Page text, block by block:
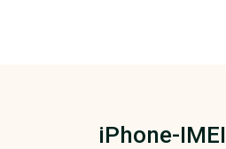
iPhone-